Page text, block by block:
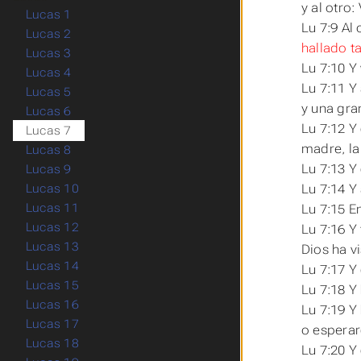
y al otro:
Lu 7:9 Al
hallado
Lu 7:10
Lu 7:11
y una
Lu 7:12
madre,
Lu 7:13
Lu 7:14
Lu 7:15
Lu 7:16
Dios ha
Lu 7:17
Lu 7:18
Lu 7:19
o
Lu 7:20
Lucas 1
Lucas 2
Lucas 3
Lucas 4
Lucas 5
Lucas 6
Lucas 7
Lucas 8
Lucas 9
Lucas 10
Lucas 11
Lucas 12
Lucas 13
Lucas 14
Lucas 15
Lucas 16
Lucas 17
Lucas 18